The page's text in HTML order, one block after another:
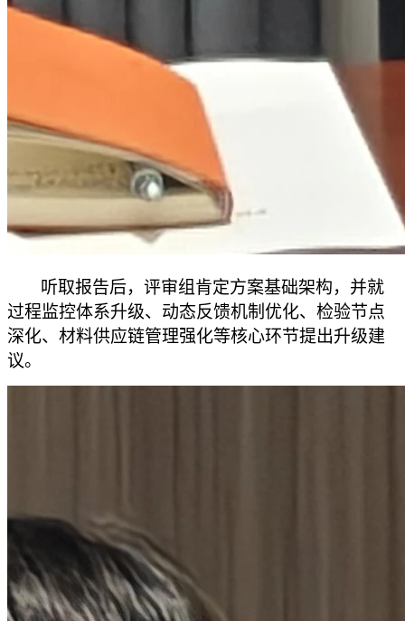
听取报告后， 评审组肯定方案基础架构，并就
过程监控体系升级、动态反馈机制优化、检验节点
深化、材料供应链管理强化等核心环节提出升级建
议。